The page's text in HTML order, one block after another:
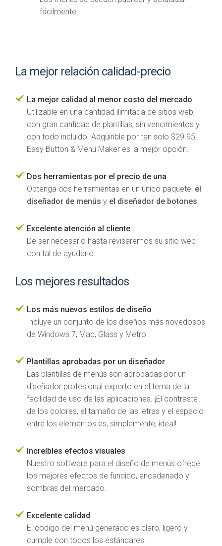
fácilmente.
La mejor relación calidad-precio
La mejor calidad al menor costo del mercado
Utilizable en una cantidad ilimitada de sitios web,
con gran cantidad de plantillas, sin vencimientos y
con todo incluido. Adquirible por tan solo $29.95,
Easy Button & Menu Maker es la mejor opción.
Dos herramientas por el precio de una
Obtenga dos herramientas en un único paquete: el
diseñador de menús y el diseñador de botones.
Excelente atención al cliente
De ser necesario hasta revisaremos su sitio web
con tal de ayudarlo.
Los mejores resultados
Los más nuevos estilos de diseño
Incluye un conjunto de los diseños más novedosos
de Windows 7, Mac, Glass y Metro.
Plantillas aprobadas por un diseñador
Las plantillas de menús son aprobadas por un
diseñador profesional experto en el tema de la
facilidad de uso de las aplicaciones. ¡El contraste
de los colores, el tamaño de las letras y el espacio
entre los elementos es, simplemente, ideal!
Increíbles efectos visuales
Nuestro software para el diseño de menús ofrece
los mejores efectos de fundido, encadenado y
sombras del mercado.
Excelente calidad
El código del menú generado es claro, ligero y
cumple con todos los estándares.